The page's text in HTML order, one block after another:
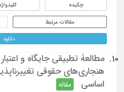
چکیده کلیدواژه
مقالات مرتبط
دانلود
10.
مطالعۀ تطبیقی جایگاه و
هنجاری‌های حقوقی
اساسی
مقاله